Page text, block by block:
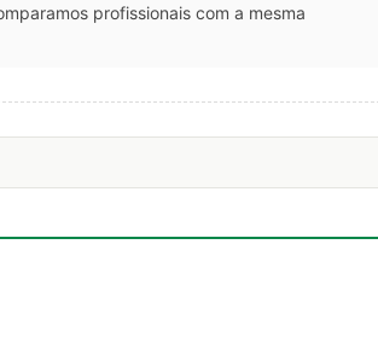
profissionais com a mesma